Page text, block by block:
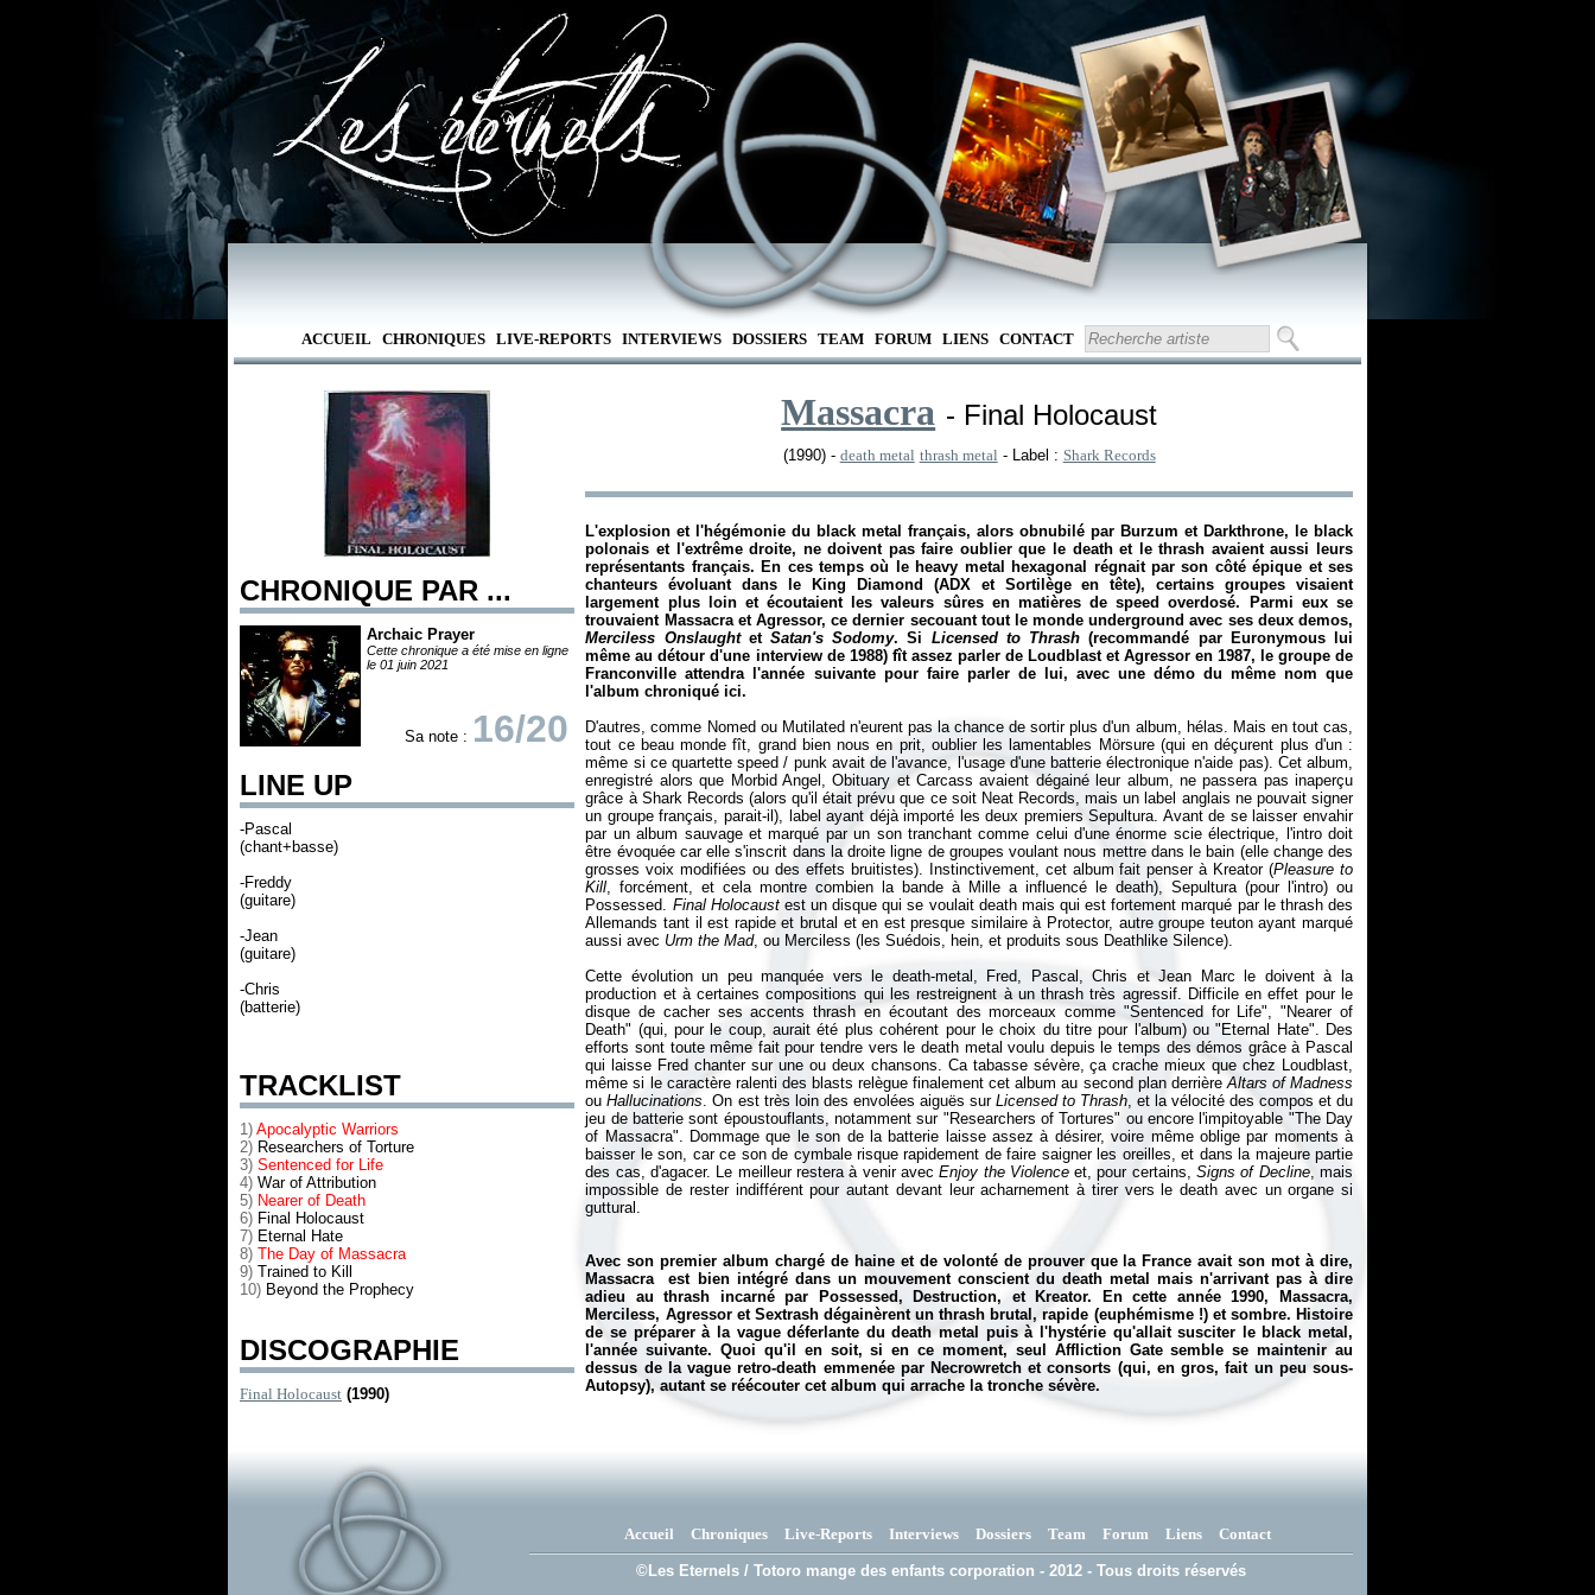
ACCUEIL CHRONIQUES LIVE-REPORTS INTERVIEWS DOSSIERS TEAM FORUM LIENS CONTACT
CHRONIQUE PAR ...
Archaic Prayer
Cette chronique a été mise en ligne
le 01 juin 2021
Sa note : 16/20
LINE UP
-Pascal
(chant+basse)
-Freddy
(guitare)
-Jean
(guitare)
-Chris
(batterie)
TRACKLIST
1) Apocalyptic Warriors
2) Researchers of Torture
3) Sentenced for Life
4) War of Attribution
5) Nearer of Death
6) Final Holocaust
7) Eternal Hate
8) The Day of Massacra
9) Trained to Kill
10) Beyond the Prophecy
DISCOGRAPHIE
Final Holocaust (1990)
Massacra - Final Holocaust
(1990) - death metal thrash metal - Label : Shark Records
L'explosion et l'hégémonie du black metal français, alors obnubilé par Burzum et Darkthrone, le black
polonais et l'extrême droite, ne doivent pas faire oublier que le death et le thrash avaient aussi leurs
représentants français. En ces temps où le heavy metal hexagonal régnait par son côté épique et ses
chanteurs évoluant dans le King Diamond (ADX et Sortilège en tête), certains groupes visaient
largement plus loin et écoutaient les valeurs sûres en matières de speed overdosé. Parmi eux se
trouvaient Massacra et Agressor, ce dernier secouant tout le monde underground avec ses deux demos,
Merciless OnslaughtetSatan's Sodomy. Si Licensed to Thrash (recommandé par Euronymous lui
même au détour d'une interview de 1988) fît assez parler de Loudblast et Agressor en 1987, le groupe de
Franconville attendra l'année suivante pour faire parler de lui, avec une démo du même nom que
l'album chroniqué ici.
D'autres, comme Nomed ou Mutilated n'eurent pas la chance de sortir plus d'un album, hélas. Mais en tout cas,
tout ce beau monde fît, grand bien nous en prit, oublier les lamentables Mörsure (qui en déçurent plus d'un :
même si ce quartette speed / punk avait de l'avance, l'usage d'une batterie électronique n'aide pas). Cet album,
enregistré alors que Morbid Angel, Obituary et Carcass avaient dégainé leur album, ne passera pas inaperçu
grâce à Shark Records (alors qu'il était prévu que ce soit Neat Records, mais un label anglais ne pouvait signer
un groupe français, parait-il), label ayant déjà importé les deux premiers Sepultura. Avant de se laisser envahir
par un album sauvage et marqué par un son tranchant comme celui d'une énorme scie électrique, l'intro doit
être évoquée car elle s'inscrit dans la droite ligne de groupes voulant nous mettre dans le bain (elle change des
grosses voix modifiées ou des effets bruitistes). Instinctivement, cet album fait penser à Kreator (Pleasure to
Kill, forcément, et cela montre combien la bande à Mille a influencé le death), Sepultura (pour l'intro) ou
Possessed. Final Holocaust est un disque qui se voulait death mais qui est fortement marqué par le thrash des
Allemands tant il est rapide et brutal et en est presque similaire à Protector, autre groupe teuton ayant marqué
aussi avec Urm the Mad, ou Merciless (les Suédois, hein, et produits sous Deathlike Silence).
Cette évolution un peu manquée vers le death-metal, Fred, Pascal, Chris et Jean Marc le doivent à la
production et à certaines compositions qui les restreignent à un thrash très agressif. Difficile en effet pour le
disque de cacher ses accents thrash en écoutant des morceaux comme "Sentenced for Life", "Nearer of
Death" (qui, pour le coup, aurait été plus cohérent pour le choix du titre pour l'album) ou "Eternal Hate". Des
efforts sont toute même fait pour tendre vers le death metal voulu depuis le temps des démos grâce à Pascal
qui laisse Fred chanter sur une ou deux chansons. Ca tabasse sévère, ça crache mieux que chez Loudblast,
même si le caractère ralenti des blasts relègue finalement cet album au second plan derrièreAltars of Madness
ouHallucinations. On est très loin des envolées aiguës sur Licensed to Thrash, et la vélocité des compos et du
jeu de batterie sont époustouflants, notamment sur "Researchers of Tortures" ou encore l'impitoyable "The Day
of Massacra". Dommage que le son de la batterie laisse assez à désirer, voire même oblige par moments à
baisser le son, car ce son de cymbale risque rapidement de faire saigner les oreilles, et dans la majeure partie
des cas, d'agacer. Le meilleur restera à venir avecEnjoy the Violenceet, pour certains,Signs of Decline, mais
impossible de rester indifférent pour autant devant leur acharnement à tirer vers le death avec un organe si
guttural.
Avec son premier album chargé de haine et de volonté de prouver que la France avait son mot à dire,
Massacra est bien intégré dans un mouvement conscient du death metal mais n'arrivant pas à dire
adieu au thrash incarné par Possessed, Destruction, et Kreator. En cette année 1990, Massacra,
Merciless, Agressor et Sextrash dégainèrent un thrash brutal, rapide (euphémisme !) et sombre. Histoire
de se préparer à la vague déferlante du death metal puis à l'hystérie qu'allait susciter le black metal,
l'année suivante. Quoi qu'il en soit, si en ce moment, seul Affliction Gate semble se maintenir au
dessus de la vague retro-death emmenée par Necrowretch et consorts (qui, en gros, fait un peu sous-
Autopsy), autant se réécouter cet album qui arrache la tronche sévère.
Accueil Chroniques Live-Reports Interviews Dossiers Team Forum Liens Contact
©Les Eternels / Totoro mange des enfants corporation - 2012 - Tous droits réservés